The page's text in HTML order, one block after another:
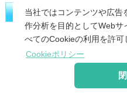
当社ではコンテンツや広告
作分析を目的としてWebサ
べてのCookieの利用を許可
Cookieポリシー
©2026